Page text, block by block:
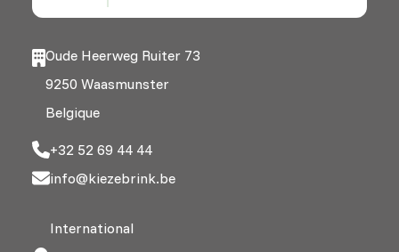
Oude Heerweg Ruiter 73
9250 Waasmunster
Belgique
+32 52 69 44 44
info@kiezebrink.be
International